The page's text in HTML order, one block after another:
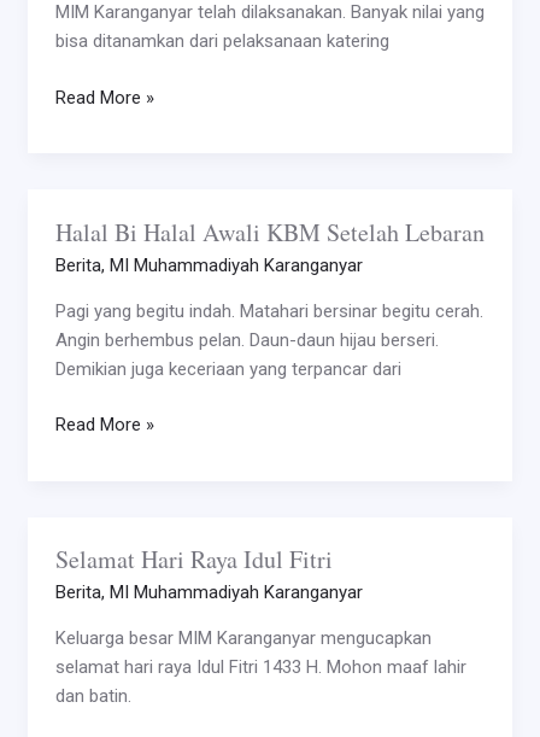
MIM Karanganyar telah dilaksanakan. Banyak nilai yang
bisa ditanamkan dari pelaksanaan katering
Read More »
Halal Bi Halal Awali KBM Setelah Lebaran
Berita, MI Muhammadiyah Karanganyar
Pagi yang begitu indah. Matahari bersinar begitu cerah.
Angin berhembus pelan. Daun-daun hijau berseri.
Demikian juga keceriaan yang terpancar dari
Halal
Bi
Awali
KBM
Setelah
Read More »
Selamat Hari Raya Idul Fitri
Berita, MI Muhammadiyah Karanganyar
Keluarga besar MIM Karanganyar mengucapkan
selamat hari raya Idul Fitri 1433 H. Mohon maaf lahir
dan batin.
Selamat
Hari
Idul
Fitri